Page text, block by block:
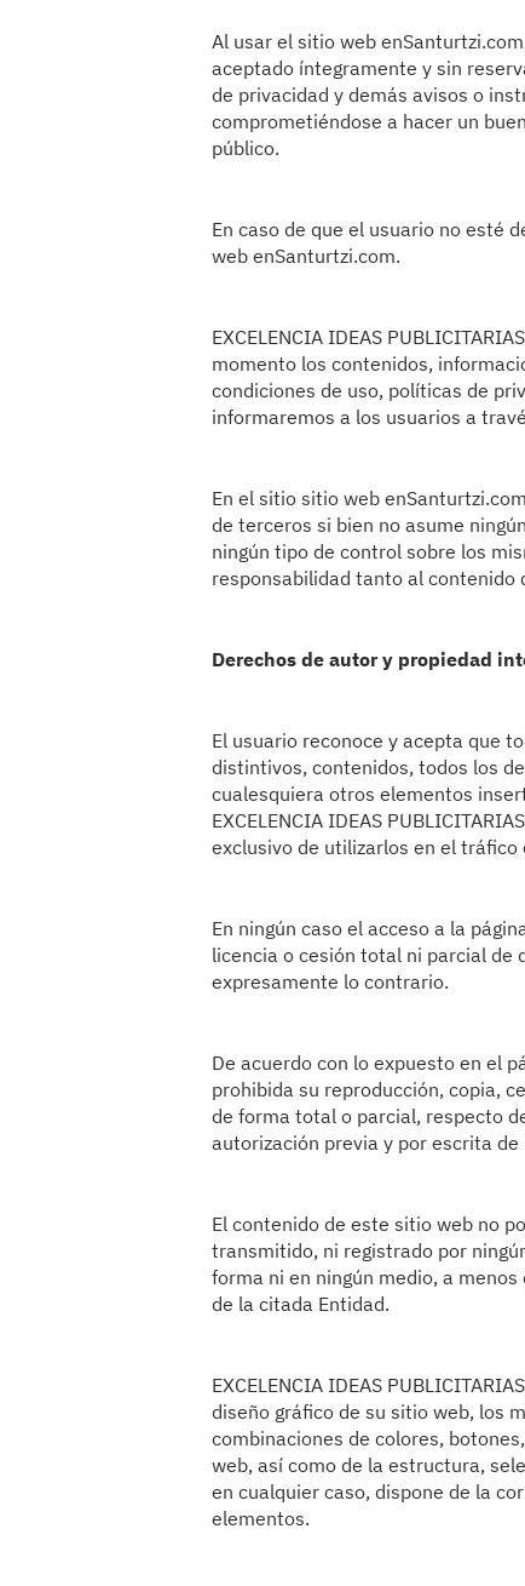
Al usar el sitio web
aceptado íntegramente y sin
de privacidad y demás avisos o
comprometiéndose a hacer un
público.
En caso de que el usuario no esté
web enSanturtzi.com.
EXCELENCIA IDEAS
momento los contenidos,
condiciones de uso, políticas de
informaremos a los usuarios a
En el sitio sitio web
de terceros si bien no asume
ningún tipo de control sobre los
responsabilidad tanto al contenido
Derechos de autor y propiedad
El usuario reconoce y acepta que
distintivos, contenidos, todos los
cualesquiera otros elementos
EXCELENCIA IDEAS
exclusivo de utilizarlos en el tráfico
En ningún caso el acceso a la
licencia o cesión total ni parcial de
expresamente lo contrario.
De acuerdo con lo expuesto en el
prohibida su reproducción, copia,
de forma total o parcial, respecto
autorización previa y por escrita de
El contenido de este sitio web no
transmitido, ni registrado por
forma ni en ningún medio, a
de la citada Entidad.
EXCELENCIA IDEAS
diseño gráfico de su sitio web, los
combinaciones de colores,
web, así como de la estructura,
en cualquier caso, dispone de la
elementos.